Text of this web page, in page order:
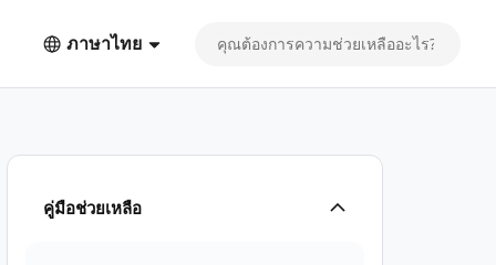
ภาษาไทย
คู่มือช่วยเหลือ